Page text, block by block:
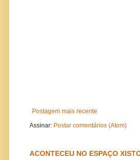
Postagem mais recente
Assinar: Postar comentários (Atom)
ACONTECEU NO ESPAÇO